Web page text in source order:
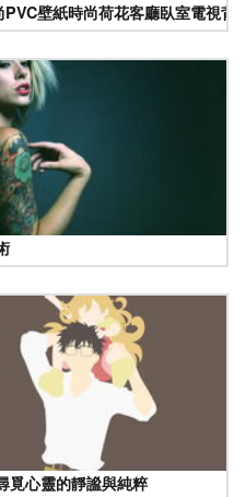
PVC壁紙時尚荷花客廳臥室電視
覓心靈的靜謐與純粹